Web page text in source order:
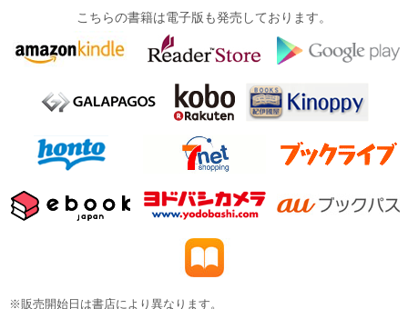
こちらの書籍は電子版も発売しております。
※販売開始日は書店により異なります。